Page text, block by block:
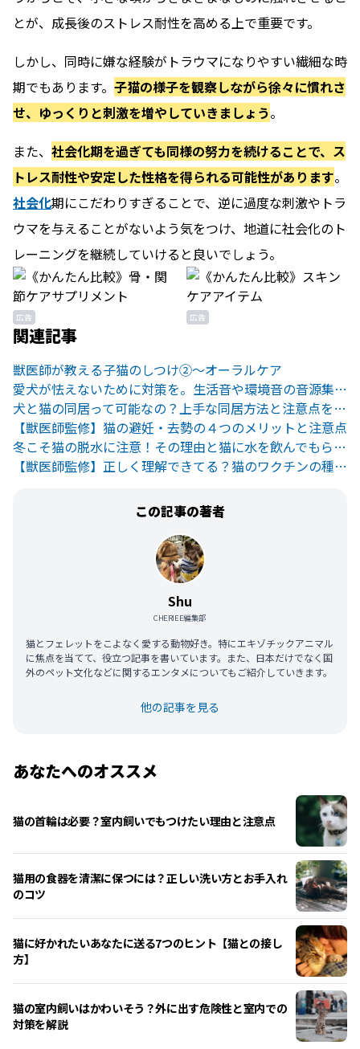
とが、成長後のストレス耐性を高める上で重要です。
しかし、同時に嫌な経験がトラウマになりやすい繊細な時
期でもあります。 子猫の様子を観察しながら徐々に慣れさ
せ、ゆっくりと刺激を増やしていきましょう。
また、 社会化期を過ぎても同様の努力を続けることで、ス
トレス耐性や安定した性格を得られる可能性があります。
社会化期にこだわりすぎることで、逆に過度な刺激やトラ
ウマを与えることがないよう気をつけ、地道に社会化のト
レーニングを継続していけると良いでしょう。
広告 広告
関連記事
獣医師が教える子猫のしつけ②〜オーラルケア
愛犬が怯えないために対策を。生活音や環境音の音源集9選
犬と猫の同居って可能なの？上手な同居方法と注意点を紹介！
【獣医師監修】猫の避妊・去勢の４つのメリットと注意点
冬こそ猫の脱水に注意！その理由と猫に水を飲んでもらう方法とは？
【獣医師監修】正しく理解できてる？猫のワクチンの種類と注意点
この記事の著者
Shu
CHERIEE編集部
猫とフェレットをこよなく愛する動物好き。特にエキゾチックアニマル
に焦点を当てて、役立つ記事を書いています。また、日本だけでなく国
外のペット文化などに関するエンタメについてもご紹介していきます。
他の記事を見る
あなたへのオススメ
猫の首輪は必要？室内飼いでもつけたい理由と注意点
猫用の食器を清潔に保つには？正しい洗い方とお手入れ
のコツ
猫に好かれたいあなたに送る7つのヒント【猫との接し
方】
猫の室内飼いはかわいそう？外に出す危険性と室内での
対策を解説